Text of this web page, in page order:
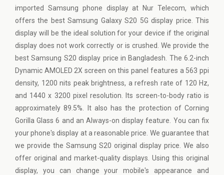
imported Samsung phone display at Nur Telecom, which
offers the best Samsung Galaxy S20 5G display price. This
display will be the ideal solution for your device if the original
display does not work correctly or is crushed. We provide the
best Samsung S20 display price in Bangladesh. The 6.2-inch
Dynamic AMOLED 2X screen on this panel features a 563 ppi
density, 1200 nits peak brightness, a refresh rate of 120 Hz,
and 1440 x 3200 pixel resolution. Its screen-to-body ratio is
approximately 89.5%. It also has the protection of Corning
Gorilla Glass 6 and an Always-on display feature. You can fix
your phone's display at a reasonable price. We guarantee that
we provide the Samsung S20 original display price. We also
offer original and market-quality displays. Using this original
display, you can change your mobile's appearance and